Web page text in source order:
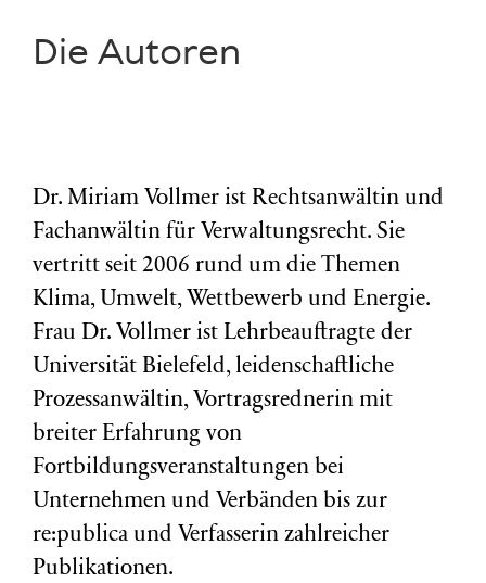
Die Autoren
Dr. Miriam Vollmer ist Rechtsanwältin und
Fachanwältin für Verwaltungsrecht. Sie
vertritt seit 2006 rund um die Themen
Klima, Umwelt, Wettbewerb und Energie.
Frau Dr. Vollmer ist Lehrbeauftragte der
Universität Bielefeld, leidenschaftliche
Prozessanwältin, Vortragsrednerin mit
breiter Erfahrung von
Fortbildungsveranstaltungen bei
Unternehmen und Verbänden bis zur
re:publica und Verfasserin zahlreicher
Publikationen.